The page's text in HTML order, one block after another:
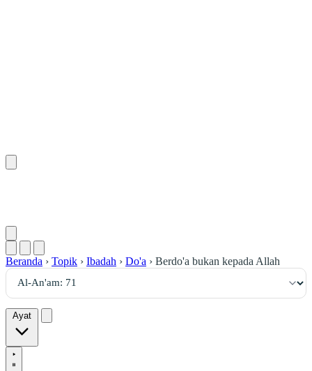
Beranda › Topik › Ibadah › Do'a › Berdo'a bukan kepada Allah
Ayat